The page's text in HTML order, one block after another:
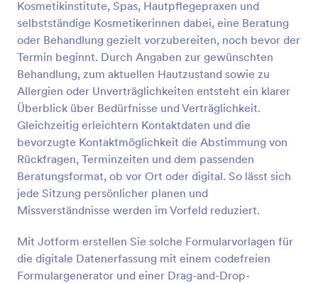
Kosmetikinstitute, Spas, Hautpflegepraxen und
selbstständige Kosmetikerinnen dabei, eine Beratung
oder Behandlung gezielt vorzubereiten, noch bevor der
Termin beginnt. Durch Angaben zur gewünschten
Behandlung, zum aktuellen Hautzustand sowie zu
Allergien oder Unverträglichkeiten entsteht ein klarer
Überblick über Bedürfnisse und Verträglichkeit.
Gleichzeitig erleichtern Kontaktdaten und die
bevorzugte Kontaktmöglichkeit die Abstimmung von
Rückfragen, Terminzeiten und dem passenden
Beratungsformat, ob vor Ort oder digital. So lässt sich
jede Sitzung persönlicher planen und
Missverständnisse werden im Vorfeld reduziert.
Mit Jotform erstellen Sie solche Formularvorlagen für
die digitale Datenerfassung mit einem codefreien
Formulargenerator und einer Drag-and-Drop-
wie z.B. die Farbe und die Platzierung auf dem
Körper.Der Hauptzweck einer
Einverständniserklärung besteht darin, den Patienten
oder Kunden umfassend über das Verfahren
aufzuklären, dem er sich unterziehen wird. Dies ist
auch die Phase, in der der Kunde viele Fragen
stellen kann, um sich Klarheit zu verschaffen und
um sich zu beruhigen. Mit dieser tollen Vorlage für
ein Einwilligungsformular für Tätowierungen können
Sie den Prozess der Einholung der Einwilligung des
Kunden definitiv verbessern.Diese Formularvorlage
enthält Formularfelder, in denen Informationen über
den Kunden, eine wichtige Checkliste für die Zeit
vor dem Eingriff, die medizinischen Bedingungen,
die Krankengeschichte, die Einwilligung und die
Formular verwendet das E-Signatur-Widget, um die
Unterschrift des Patienten digital zu erfassen, wenn
er mit allen Bedingungen einverstanden ist.
Vorschau